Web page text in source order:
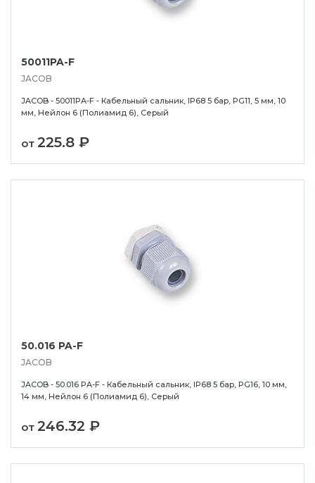
50011PA-F
JACOB
JACOB - 50011PA-F - Кабельный сальник, IP68 5 бар, PG11, 5 мм, 10
мм, Нейлон 6 (Полиамид 6), Серый
от 225.8 ₽
50.016 PA-F
JACOB
JACOB - 50.016 PA-F - Кабельный сальник, IP68 5 бар, PG16, 10 мм,
14 мм, Нейлон 6 (Полиамид 6), Серый
от 246.32 ₽